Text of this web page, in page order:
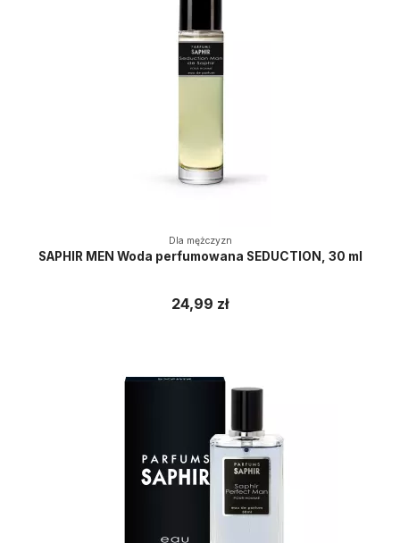
Dla mężczyzn
SAPHIR MEN Woda perfumowana SEDUCTION, 30 ml
24,99 zł